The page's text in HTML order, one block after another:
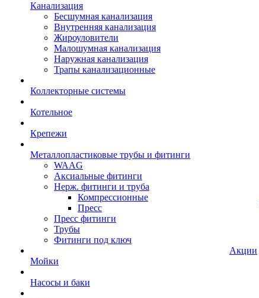
Канализация
Бесшумная канализация
Внутренняя канализация
Жироуловители
Малошумная канализация
Наружная канализация
Трапы канализационные
Коллекторные системы
Котельное
Крепежи
Металлопластиковые трубы и фитинги
WAAG
Аксиальные фитинги
Нерж. фитинги и труба
Компрессионные
Пресс
Пресс фитинги
Трубы
Фитинги под ключ
Мойки
Насосы и баки
Акции